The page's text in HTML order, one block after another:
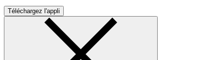
Téléchargez l'appli